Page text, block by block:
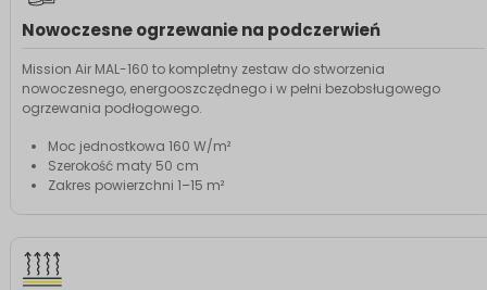
Nowoczesne ogrzewanie na podczerwień
Mission Air MAL-160 to kompletny zestaw do stworzenia
nowoczesnego, energooszczędnego i w pełni bezobsługowego
ogrzewania podłogowego.
Moc jednostkowa 160 W/m²
Szerokość maty 50 cm
Zakres powierzchni 1–15 m²